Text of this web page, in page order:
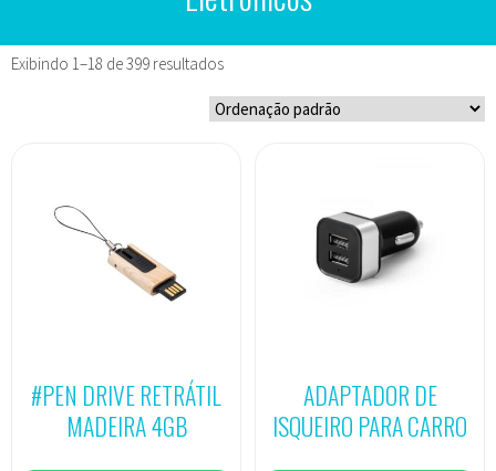
Exibindo 1–18 de 399 resultados
#PEN DRIVE RETRÁTIL
MADEIRA 4GB
ADAPTADOR DE
ISQUEIRO PARA CARRO